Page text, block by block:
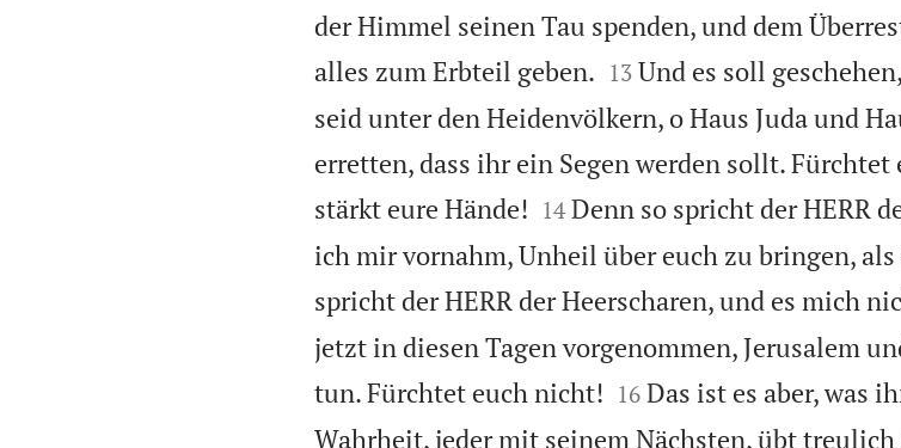
der Himmel seinen Tau spenden, und dem
alles zum Erbteil geben.
13 Und es soll
seid unter den Heidenvölkern, o Haus Juda und
erretten, dass ihr ein Segen werden sollt.
stärkt eure Hände!
14 Denn so spricht der HERR
ich mir vornahm, Unheil über euch zu bringen,
spricht der HERR der Heerscharen, und es mich
jetzt in diesen Tagen vorgenommen, Jerusalem
tun. Fürchtet euch nicht!
16 Das ist es aber, was
Wahrheit, jeder mit seinem Nächsten, übt